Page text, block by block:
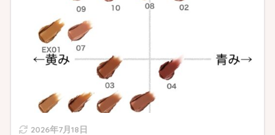
2026年7月18日